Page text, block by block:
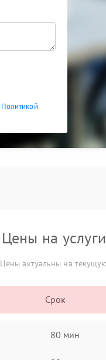
Политикой
Цены на
Цены актуальны на
Срок
80 мин